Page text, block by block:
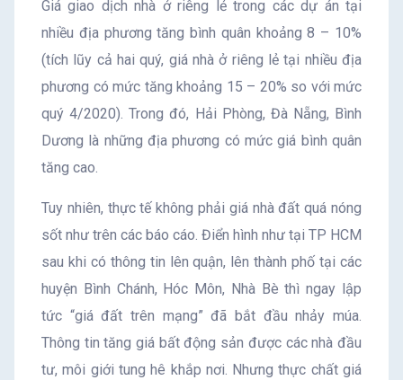
Giá giao dịch nhà ở riêng lẻ trong các dự án tại
nhiều địa phương tăng bình quân khoảng 8 – 10%
(tích lũy cả hai quý, giá nhà ở riêng lẻ tại nhiều địa
phương có mức tăng khoảng 15 – 20% so với mức
quý 4/2020). Trong đó, Hải Phòng, Đà Nẵng, Bình
Dương là những địa phương có mức giá bình quân
tăng cao.
Tuy nhiên, thực tế không phải giá nhà đất quá nóng
sốt như trên các báo cáo. Điển hình như tại TP HCM
sau khi có thông tin lên quận, lên thành phố tại các
huyện Bình Chánh, Hóc Môn, Nhà Bè thì ngay lập
tức “giá đất trên mạng” đã bắt đầu nhảy múa.
Thông tin tăng giá bất động sản được các nhà đầu
tư, môi giới tung hê khắp nơi. Nhưng thực chất giá